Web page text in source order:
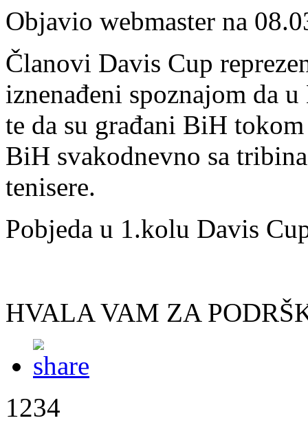
Objavio webmaster na
Članovi Davis Cup
iznenađeni spoznajom da
te da su građani BiH
BiH svakodnevno sa
tenisere.
Pobjeda u 1.kolu Davis
HVALA VAM ZA
1234